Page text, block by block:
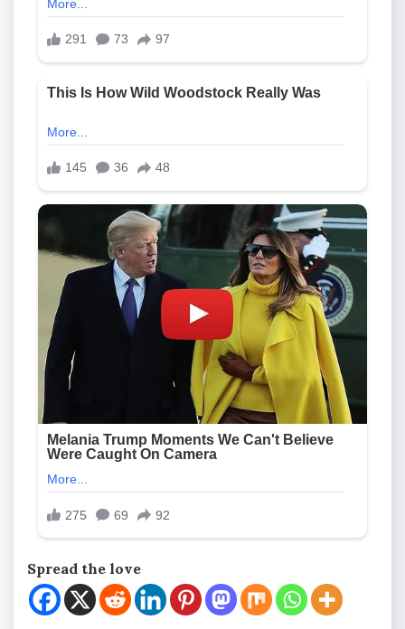
Spread the love